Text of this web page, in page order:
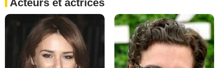
Acteurs et actrices